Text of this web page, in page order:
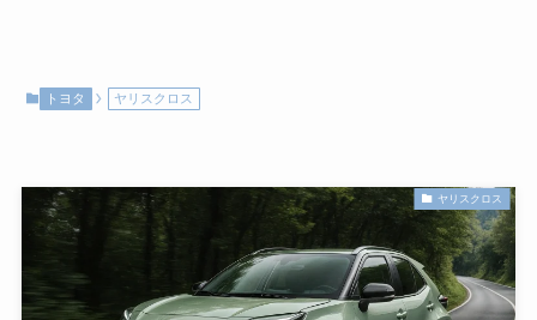
トヨタ ヤリスクロス
ヤリスクロス